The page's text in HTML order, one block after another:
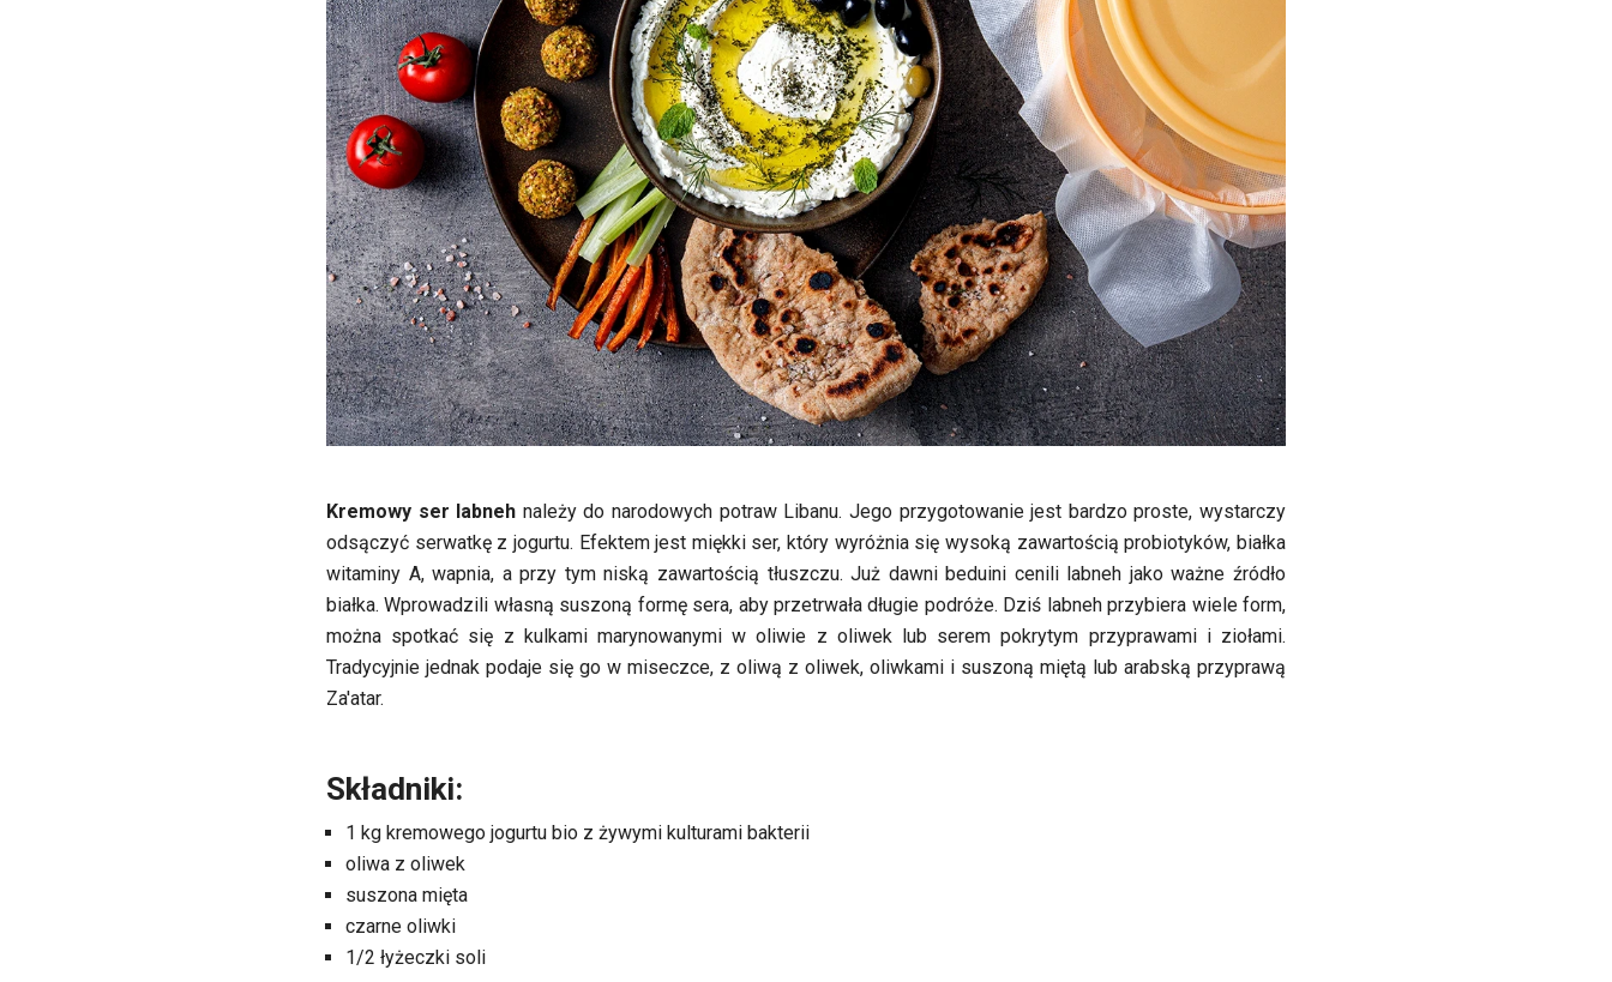
Kremowy ser labneh należy do narodowych potraw Libanu. Jego przygotowanie jest bardzo proste, wystarczy
odsączyć serwatkę z jogurtu. Efektem jest miękki ser, który wyróżnia się wysoką zawartością probiotyków, białka
witaminy A, wapnia, a przy tym niską zawartością tłuszczu. Już dawni beduini cenili labneh jako ważne źródło
białka. Wprowadzili własną suszoną formę sera, aby przetrwała długie podróże. Dziś labneh przybiera wiele form,
można spotkać się z kulkami marynowanymi w oliwie z oliwek lub serem pokrytym przyprawami i ziołami.
Tradycyjnie jednak podaje się go w miseczce, z oliwą z oliwek, oliwkami i suszoną miętą lub arabską przyprawą
Za'atar.
Składniki:
1 kg kremowego jogurtu bio z żywymi kulturami bakterii
oliwa z oliwek
suszona mięta
czarne oliwki
1/2 łyżeczki soli